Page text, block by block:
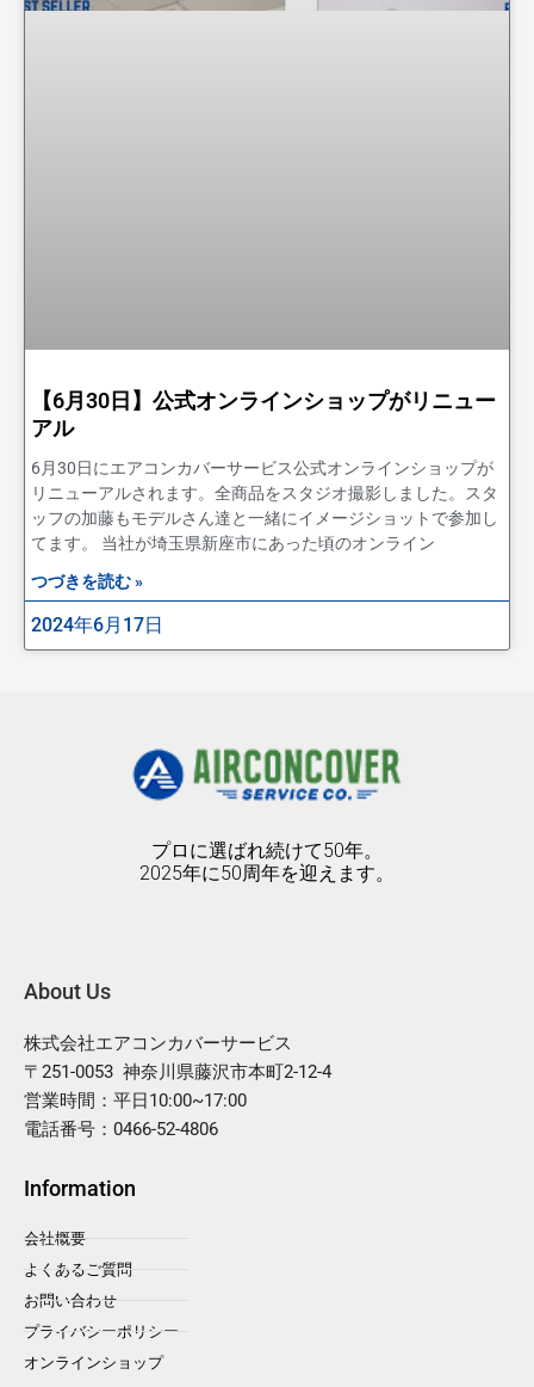
【6月30日】公式オンラインショップがリニュー
アル
6月30日にエアコンカバーサービス公式オンラインショップが
リニューアルされます。全商品をスタジオ撮影しました。スタ
ッフの加藤もモデルさん達と一緒にイメージショットで参加し
てます。 当社が埼玉県新座市にあった頃のオンライン
つづきを読む »
2024年6月17日
プロに選ばれ続けて50年。
2025年に50周年を迎えます。
About Us
株式会社エアコンカバーサービス
〒251-0053 神奈川県藤沢市本町2-12-4
営業時間：平日10:00~17:00
電話番号：0466-52-4806
Information
会社概要
よくあるご質問
お問い合わせ
プライバシーポリシー
オンラインショップ